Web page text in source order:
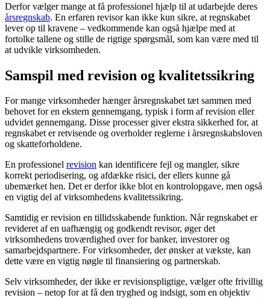
Derfor vælger mange at få professionel hjælp til at udarbejde deres
årsregnskab. En erfaren revisor kan ikke kun sikre, at regnskabet
lever op til kravene – vedkommende kan også hjælpe med at
fortolke tallene og stille de rigtige spørgsmål, som kan være med til
at udvikle virksomheden.
Samspil med revision og kvalitetssikring
For mange virksomheder hænger årsregnskabet tæt sammen med
behovet for en ekstern gennemgang, typisk i form af revision eller
udvidet gennemgang. Disse processer giver ekstra sikkerhed for, at
regnskabet er retvisende og overholder reglerne i årsregnskabsloven
og skatteforholdene.
En professionel revision kan identificere fejl og mangler, sikre
korrekt periodisering, og afdække risici, der ellers kunne gå
ubemærket hen. Det er derfor ikke blot en kontrolopgave, men også
en vigtig del af virksomhedens kvalitetssikring.
Samtidig er revision en tillidsskabende funktion. Når regnskabet er
revideret af en uafhængig og godkendt revisor, øger det
virksomhedens troværdighed over for banker, investorer og
samarbejdspartnere. For virksomheder, der ønsker at vækste, kan
dette være en vigtig nøgle til finansiering og partnerskab.
Selv virksomheder, der ikke er revisionspligtige, vælger ofte frivillig
revision – netop for at få den tryghed og indsigt, som en objektiv